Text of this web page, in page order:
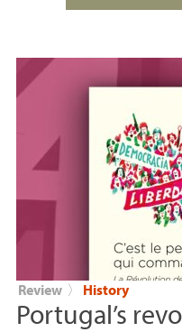
Review 〉 History
Portugal’s